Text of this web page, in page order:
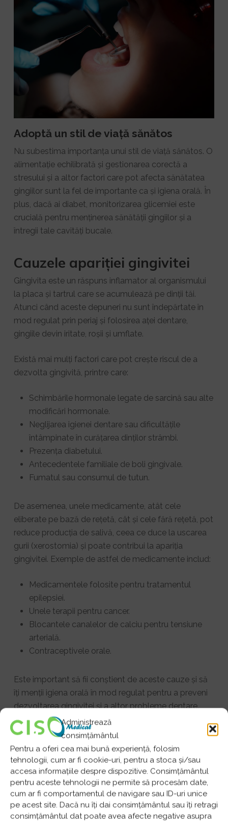
Administrează
consimțământul
Pentru a oferi cea mai bună experiență, folosim
tehnologii, cum ar fi cookie-uri, pentru a stoca și/sau
accesa informațiile despre dispozitive. Consimțământul
pentru aceste tehnologii ne permite să procesăm date,
cum ar fi comportamentul de navigare sau ID-uri unice
pe acest site. Dacă nu îți dai consimțământul sau îți retragi
consimțământul dat poate avea afecte negative asupra
Adoptă un stil de viață sănătos
Nu subestima importanța unui stil de viață sănătos. O
alimentație echilibrată și gestionarea corectă a
stresului și a altor factori care pot afecta sănătatea
gingiilor sunt la fel de importante ca și igiena orală. În
plus, dacă ai diabet, monitorizarea glicemiei este
crucială pentru menținerea sănătății gingiilor și a
întregii tale cavități bucale.
Cauzele apariției gingivitei
Gingivita este un răspuns inflamator al organismului
la placa și tartrul care se acumulează pe dinții tăi.
Atunci când aceste depuneri nu sunt îndepărtate în
mod regulat prin periaj și folosirea aței dentare,
gingiile devin iritate, roșii și umflate.
Există mai mulți factori care pot crește riscul de a
dezvolta gingivită, printre care:
Schimbările hormonale legate de sarcină sau alte
modificări hormonale.
Neglijarea igienei dentare sau dificultățile
întâmpinate în curățarea dinților strâmbi.
Prezența diabetului.
Antecedentele familiale de boli gingivale.
Fumatul sau consumul de tutun.
De asemenea, unele medicamente, atât cele
eliberate pe bază de rețetă, cât și cele fără rețetă, pot
reduce producția de salivă, ceea ce duce la uscarea
gurii (xerostomia) și poate contribui la apariția
gingivitei. Exemple de astfel de medicamente includ:
Medicamentele folosite pentru tratamentul
epilepsiei.
Unele terapii pentru cancer.
Blocantele canalelor de calciu pentru tensiune
arterială.
Contraceptivele orale.
Este important să fii conștient de aceste cauze și să
îți menții igiena orală în mod regulat pentru a preveni
dezvoltarea gingivitei și a altor probleme dentare.
Ce este gingivita?
Gingivita reprezintă stadiul incipient al bolii gingivale
(parodontopatia). Aceasta apare atunci când pe dinții
tăi se acumulează placa bacteriană, tartrul și
bacteriile, determinând înroșirea, umflarea și
sângerarea gingiilor.